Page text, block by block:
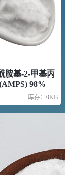
胺基-2-甲基丙
98%
库存： 0KG